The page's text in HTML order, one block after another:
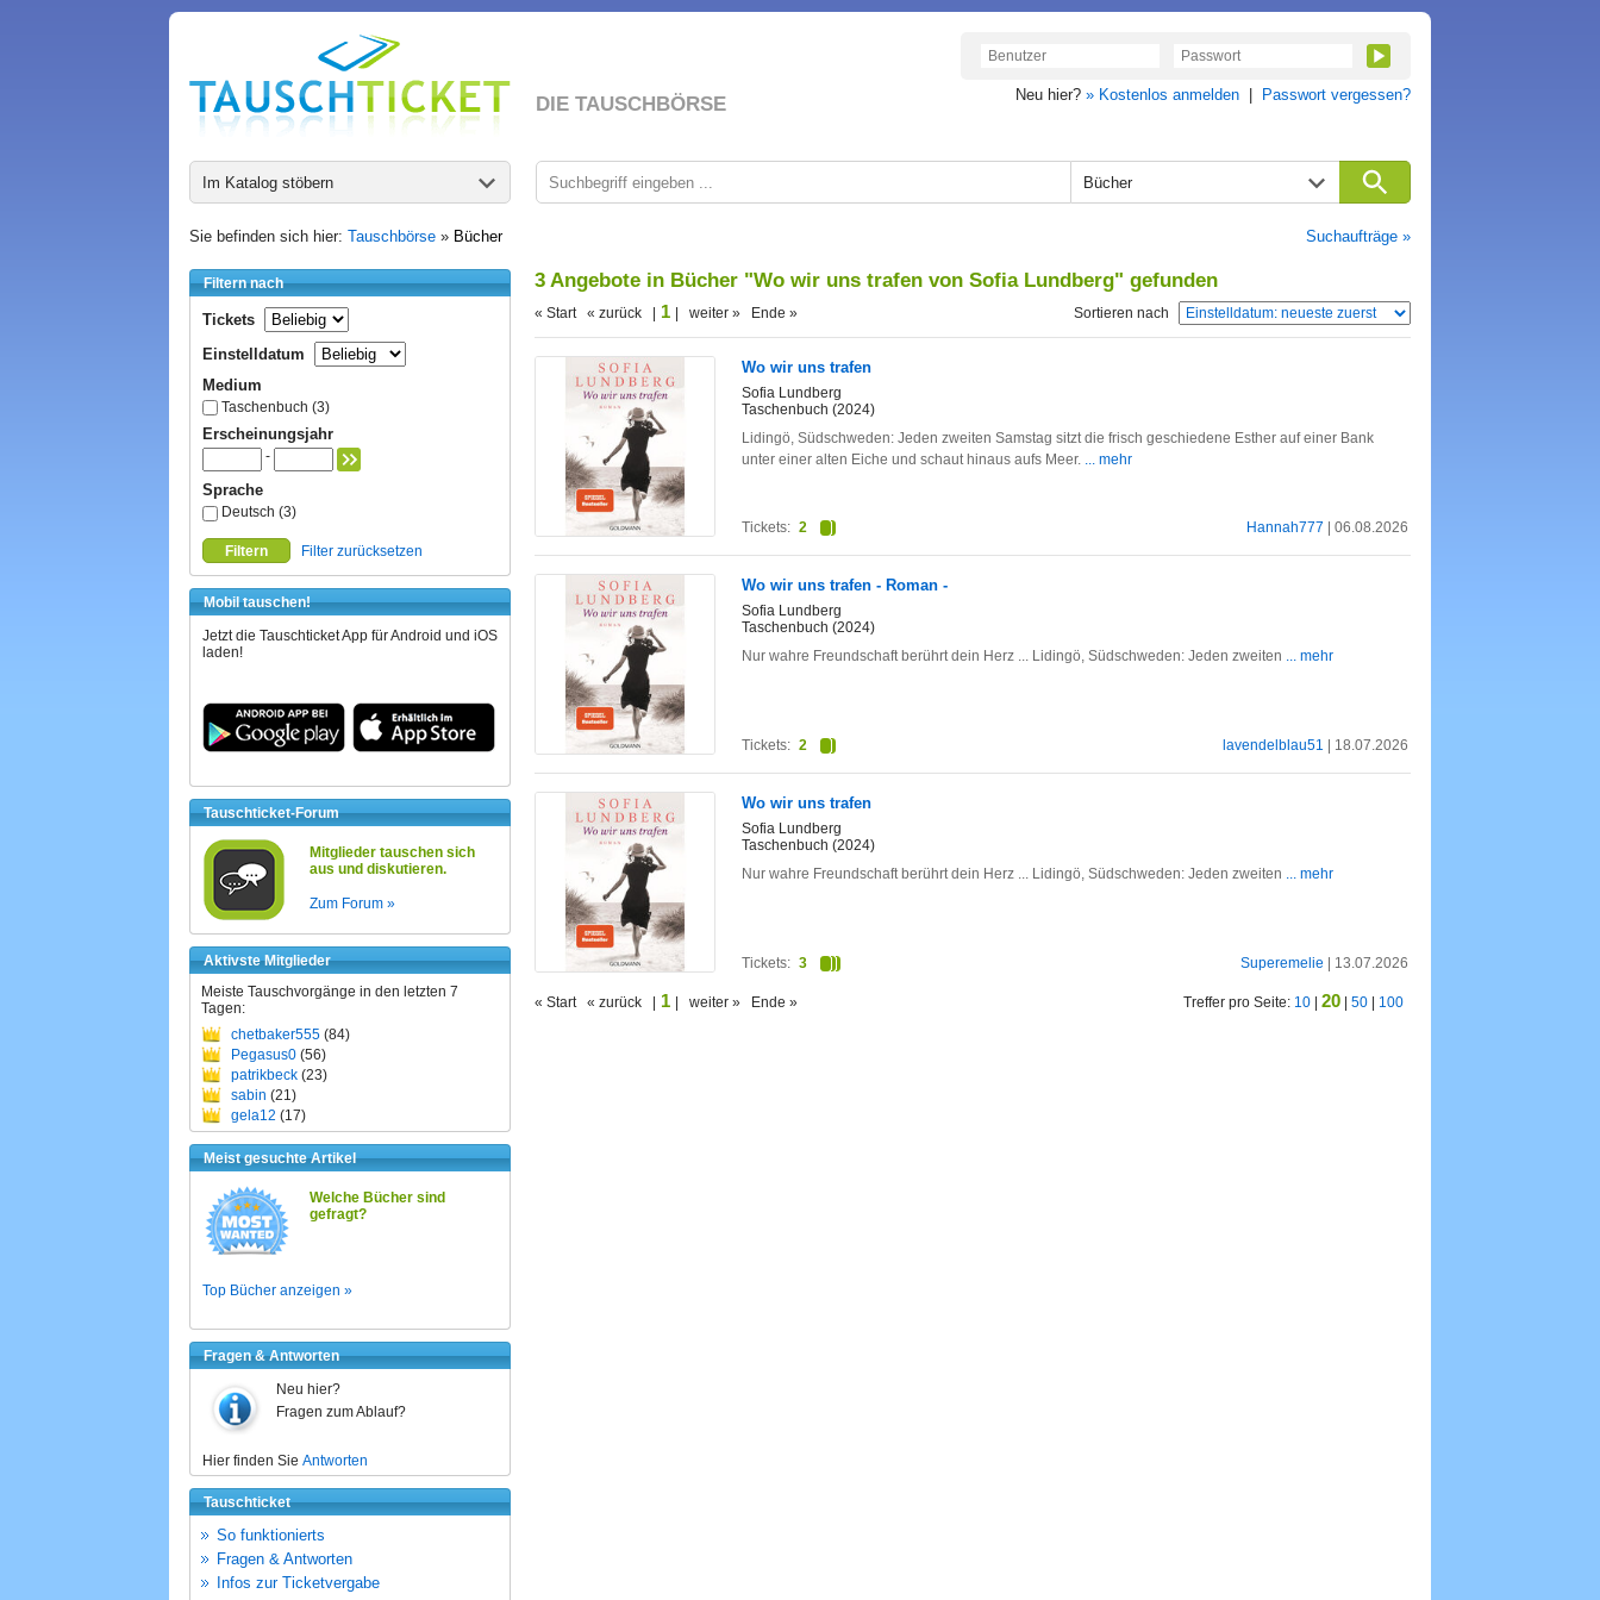
DIE TAUSCHBÖRSE Neu hier? » Kostenlos anmelden Passwort vergessen?
Im Katalog stöbern Bücher
Sie befinden sich hier: Tauschbörse » Bücher Suchaufträge »
Filtern nach
Tickets
Einstelldatum
Medium
Taschenbuch (3)
Erscheinungsjahr
-
Sprache
Deutsch (3)
Filtern Filter zurücksetzen
Mobil tauschen!
Jetzt die Tauschticket App für Android und iOS
laden!
Tauschticket-Forum
Mitglieder tauschen sich
aus und diskutieren.
Zum Forum »
Aktivste Mitglieder
Meiste Tauschvorgänge in den letzten 7
Tagen:
chetbaker555 (84)
Pegasus0 (56)
patrikbeck (23)
sabin (21)
gela12 (17)
Meist gesuchte Artikel
Welche Bücher sind
gefragt?
Top Bücher anzeigen »
Fragen & Antworten
Neu hier?
Fragen zum Ablauf?
Hier finden Sie Antworten
Tauschticket
So funktionierts
Fragen & Antworten
Infos zur Ticketvergabe
3 Angebote in Bücher "Wo wir uns trafen von Sofia Lundberg" gefunden
« Start « zurück | 1 | weiter » Ende » Sortieren nach
Wo wir uns trafen
Sofia Lundberg
Taschenbuch (2024)
Lidingö, Südschweden: Jeden zweiten Samstag sitzt die frisch geschiedene Esther auf einer Bank
unter einer alten Eiche und schaut hinaus aufs Meer. ... mehr
Hannah777 | 06.08.2026
Tickets: 2
Wo wir uns trafen - Roman -
Sofia Lundberg
Taschenbuch (2024)
Nur wahre Freundschaft berührt dein Herz ... Lidingö, Südschweden: Jeden zweiten ... mehr
lavendelblau51 | 18.07.2026
Tickets: 2
Wo wir uns trafen
Sofia Lundberg
Taschenbuch (2024)
Nur wahre Freundschaft berührt dein Herz ... Lidingö, Südschweden: Jeden zweiten ... mehr
Superemelie | 13.07.2026
Tickets: 3
« Start « zurück | 1 | weiter » Ende » Treffer pro Seite: 10 20 50 100